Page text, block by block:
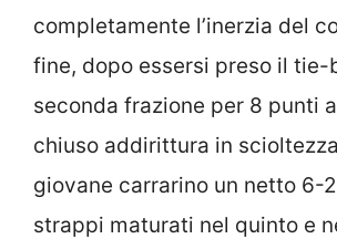
completamente l’inerzia del
fine, dopo essersi preso il tie-
seconda frazione per 8 punti
chiuso addirittura in
giovane carrarino un netto 6-
strappi maturati nel quinto e